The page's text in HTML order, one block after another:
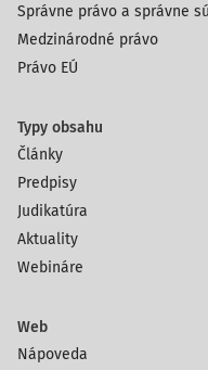
Správne právo a správne
Medzinárodné právo
Právo EÚ
Typy obsahu
Články
Predpisy
Judikatúra
Aktuality
Webináre
Web
Nápoveda